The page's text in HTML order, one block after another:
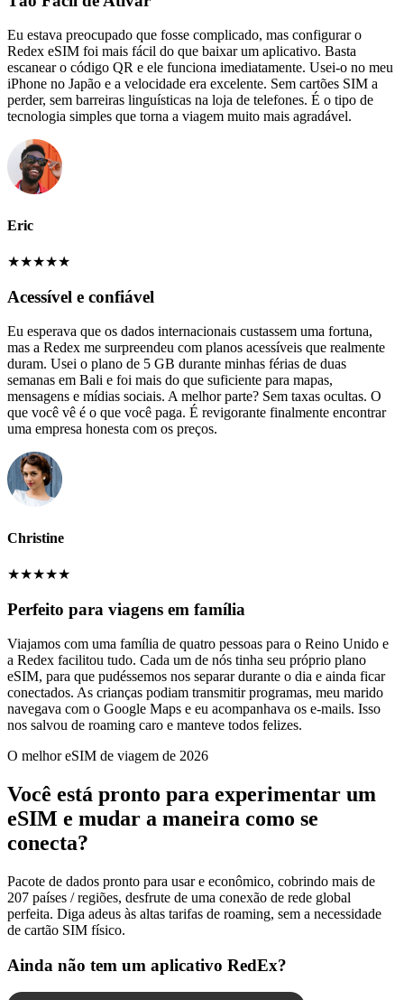
Eu estava preocupado que fosse complicado, mas configurar o
Redex eSIM foi mais fácil do que baixar um aplicativo. Basta
escanear o código QR e ele funciona imediatamente. Usei-o no meu
iPhone no Japão e a velocidade era excelente. Sem cartões SIM a
perder, sem barreiras linguísticas na loja de telefones. É o tipo de
tecnologia simples que torna a viagem muito mais agradável.
Eric
★★★★★
Acessível e confiável
Eu esperava que os dados internacionais custassem uma fortuna,
mas a Redex me surpreendeu com planos acessíveis que realmente
duram. Usei o plano de 5 GB durante minhas férias de duas
semanas em Bali e foi mais do que suficiente para mapas,
mensagens e mídias sociais. A melhor parte? Sem taxas ocultas. O
que você vê é o que você paga. É revigorante finalmente encontrar
uma empresa honesta com os preços.
Christine
★★★★★
Perfeito para viagens em família
Viajamos com uma família de quatro pessoas para o Reino Unido e
a Redex facilitou tudo. Cada um de nós tinha seu próprio plano
eSIM, para que pudéssemos nos separar durante o dia e ainda ficar
conectados. As crianças podiam transmitir programas, meu marido
navegava com o Google Maps e eu acompanhava os e-mails. Isso
nos salvou de roaming caro e manteve todos felizes.
O melhor eSIM de viagem de 2026
Você está pronto para experimentar um
eSIM e mudar a maneira como se
conecta?
Pacote de dados pronto para usar e econômico, cobrindo mais de
207 países / regiões, desfrute de uma conexão de rede global
perfeita. Diga adeus às altas tarifas de roaming, sem a necessidade
de cartão SIM físico.
Ainda não tem um aplicativo RedEx?